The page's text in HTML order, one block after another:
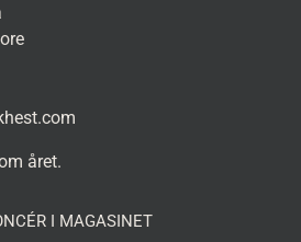
året.
I MAGASINET